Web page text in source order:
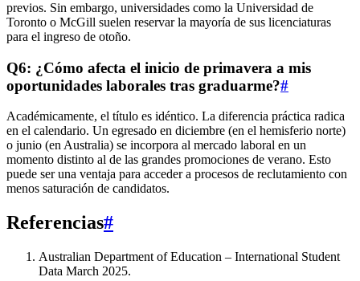
previos. Sin embargo, universidades como la Universidad de
Toronto o McGill suelen reservar la mayoría de sus licenciaturas
para el ingreso de otoño.
Q6: ¿Cómo afecta el inicio de primavera a mis
oportunidades laborales tras graduarme?#
Académicamente, el título es idéntico. La diferencia práctica radica
en el calendario. Un egresado en diciembre (en el hemisferio norte)
o junio (en Australia) se incorpora al mercado laboral en un
momento distinto al de las grandes promociones de verano. Esto
puede ser una ventaja para acceder a procesos de reclutamiento con
menos saturación de candidatos.
Referencias#
Australian Department of Education – International Student
Data March 2025.